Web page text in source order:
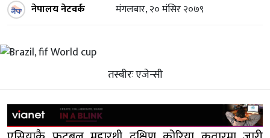
नेपालय नेटवर्क मंगलबार, २० मंसिर २०७९
तस्बीरः एजेन्सी